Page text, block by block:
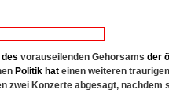
des vorauseilenden Gehorsams der
Politik hateinen weiteren
zwei Konzerte abgesagt,